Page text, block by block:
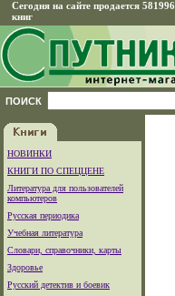
Сегодня на сайте продается 581996
книг
ПОИСК
НОВИНКИ
КНИГИ ПО СПЕЦЦЕНЕ
Литература для пользователей
компьютеров
Русская периодика
Учебная литература
Словари, справочники, карты
Здоровье
Русский детектив и боевик